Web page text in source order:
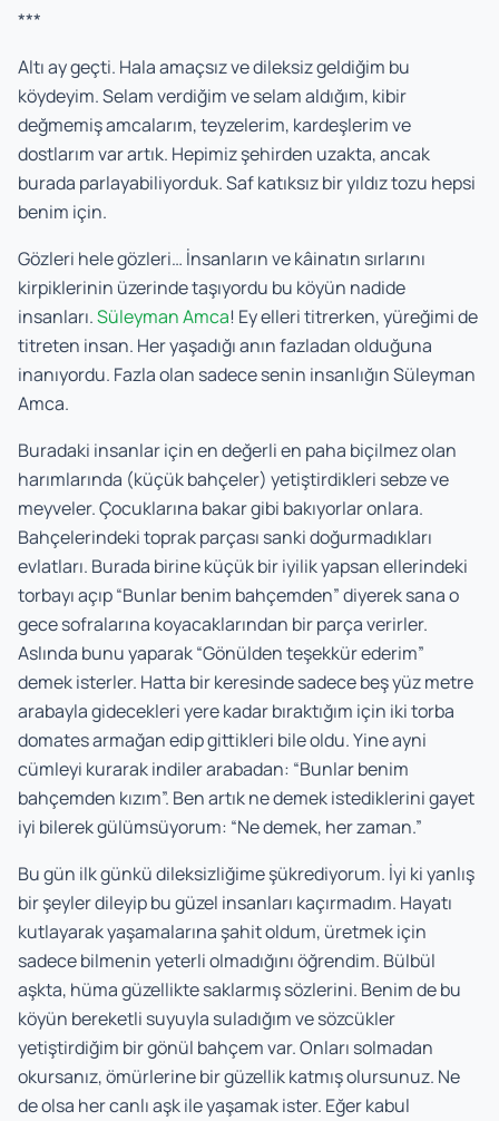
***
Altı ay geçti. Hala amaçsız ve dileksiz geldiğim bu
köydeyim. Selam verdiğim ve selam aldığım, kibir
değmemiş amcalarım, teyzelerim, kardeşlerim ve
dostlarım var artık. Hepimiz şehirden uzakta, ancak
burada parlayabiliyorduk. Saf katıksız bir yıldız tozu hepsi
benim için.
Gözleri hele gözleri… İnsanların ve kâinatın sırlarını
kirpiklerinin üzerinde taşıyordu bu köyün nadide
insanları.Süleyman Amca! Ey elleri titrerken, yüreğimi de
titreten insan. Her yaşadığı anın fazladan olduğuna
inanıyordu. Fazla olan sadece senin insanlığın Süleyman
Amca.
Buradaki insanlar için en değerli en paha biçilmez olan
harımlarında (küçük bahçeler) yetiştirdikleri sebze ve
meyveler. Çocuklarına bakar gibi bakıyorlar onlara.
Bahçelerindeki toprak parçası sanki doğurmadıkları
evlatları. Burada birine küçük bir iyilik yapsan ellerindeki
torbayı açıp “Bunlar benim bahçemden” diyerek sana o
gece sofralarına koyacaklarından bir parça verirler.
Aslında bunu yaparak “Gönülden teşekkür ederim”
demek isterler. Hatta bir keresinde sadece beş yüz metre
arabayla gidecekleri yere kadar bıraktığım için iki torba
domates armağan edip gittikleri bile oldu. Yine ayni
cümleyi kurarak indiler arabadan: “Bunlar benim
bahçemden kızım”. Ben artık ne demek istediklerini gayet
iyi bilerek gülümsüyorum: “Ne demek, her zaman.”
Bu gün ilk günkü dileksizliğime şükrediyorum. İyi ki yanlış
bir şeyler dileyip bu güzel insanları kaçırmadım. Hayatı
kutlayarak yaşamalarına şahit oldum, üretmek için
sadece bilmenin yeterli olmadığını öğrendim. Bülbül
aşkta, hüma güzellikte saklarmış sözlerini. Benim de bu
köyün bereketli suyuyla suladığım ve sözcükler
yetiştirdiğim bir gönül bahçem var. Onları solmadan
okursanız, ömürlerine bir güzellik katmış olursunuz. Ne
de olsa her canlı aşk ile yaşamak ister. Eğer kabul